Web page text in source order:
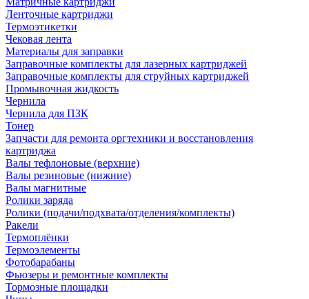
Ленточные картриджи
Термоэтикетки
Чековая лента
Материалы для заправки
Заправочные комплекты для лазерных картриджей
Заправочные комплекты для струйных картриджей
Промывочная жидкость
Чернила
Чернила для ПЗК
Тонер
Запчасти для ремонта оргтехники и восстановления
картриджа
Валы тефлоновые (верхние)
Валы резиновые (нижние)
Валы магнитные
Ролики заряда
Ролики (подачи/подхвата/отделения/комплекты)
Ракели
Термоплёнки
Термоэлементы
Фотобарабаны
Фьюзеры и ремонтные комплекты
Тормозные площадки